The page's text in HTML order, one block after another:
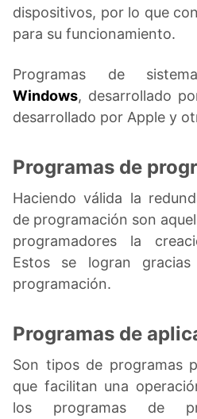
dispositivos, por lo que
para su funcionamiento.
Programas de
Windows, desarrollado
desarrollado por Apple y
Programas de
Haciendo válida la
de programación son
programadores la
Estos se logran
programación.
Programas de
Son tipos de programas
que facilitan una
los programas de